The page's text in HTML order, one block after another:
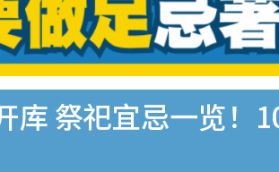
库 祭祀宜忌一览！